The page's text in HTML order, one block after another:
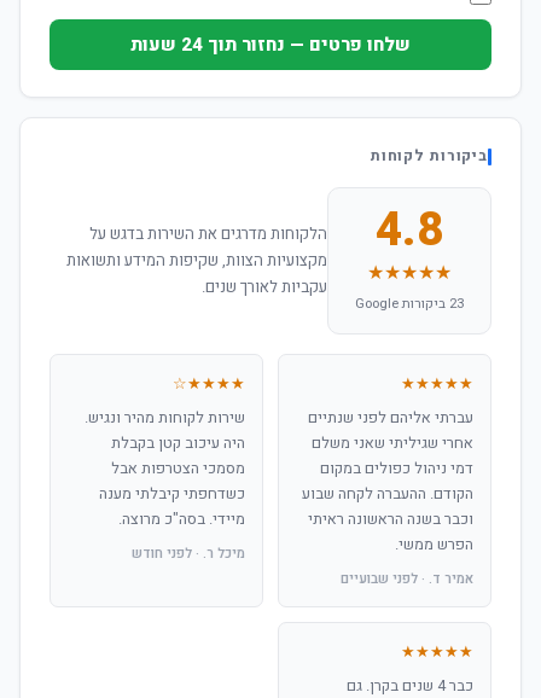
שלחו פרטים — נחזור תוך 24 שעות
ביקורות לקוחות
4.8
★★★★★
23 ביקורות Google
הלקוחות מדרגים את השירות בדגש על
מקצועיות הצוות, שקיפות המידע ותשואות
עקביות לאורך שנים.
★★★★★
עברתי אליהם לפני שנתיים
אחרי שגיליתי שאני משלם
דמי ניהול כפולים במקום
הקודם. ההעברה לקחה שבוע
וכבר בשנה הראשונה ראיתי
הפרש ממשי.
אמיר ד. · לפני שבועיים
★★★★☆
שירות לקוחות מהיר ונגיש.
היה עיכוב קטן בקבלת
מסמכי הצטרפות אבל
כשדחפתי קיבלתי מענה
מיידי. בסה"כ מרוצה.
מיכל ר. · לפני חודש
★★★★★
כבר 4 שנים בקרן. גם